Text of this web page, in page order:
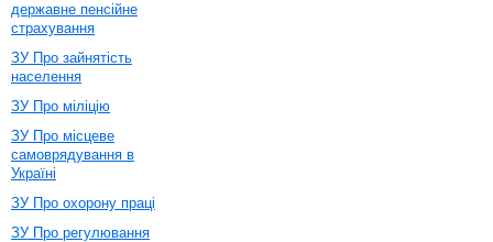
державне пенсійне
страхування
ЗУ Про зайнятість
населення
ЗУ Про міліцію
ЗУ Про місцеве
самоврядування в
Україні
ЗУ Про охорону праці
ЗУ Про регулювання